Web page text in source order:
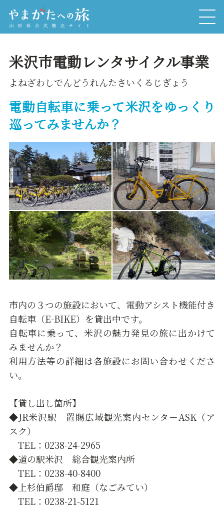
米沢市電動レンタサイクル事業
よねざわしでんどうれんたさいくるじぎょう
電動自転車に乗って米沢をゆっくり
巡ってみませんか？
市内の３つの施設において、電動アシスト機能付き
自転車（E-BIKE）を貸出中です。
自転車に乗って、米沢の魅力発見の旅に出かけて
みませんか？
利用方法等の詳細は各施設にお問い合わせくださ
い。
【貸し出し箇所】
◆JR米沢駅 置賜広域観光案内センターASK（ア
スク）
TEL：0238-24-2965
◆道の駅米沢 総合観光案内所
TEL：0238-40-8400
◆上杉伯爵邸 和庭（なごみてい）
TEL：0238-21-5121